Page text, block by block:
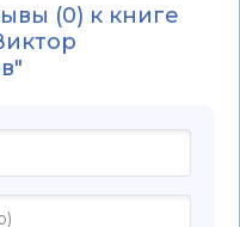
(0) к книге